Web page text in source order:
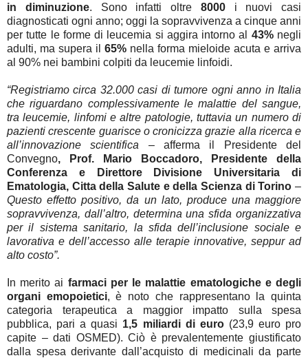
in diminuzione. Sono infatti oltre 8000i nuovi casi
diagnosticati ogni anno; oggi la sopravvivenza a cinque anni
per tutte le forme di leucemia si aggira intorno al 43%negli
adulti, ma supera il 65% nella forma mieloide acuta e arriva
al 90% nei bambini colpiti da leucemie linfoidi.
“Registriamo circa 32.000 casi di tumore ogni anno in Italia
che riguardano complessivamente le malattie del sangue,
tra leucemie, linfomi e altre patologie, tuttavia un numero di
pazienti crescente guarisce o cronicizza grazie alla ricerca e
all’innovazione scientifica – afferma il
Presidente del
Convegno, Prof. Mario Boccadoro, Presidente della
Conferenza e Direttore Divisione Universitaria di
Ematologia, Citta della Salute e della Scienza di Torino –
Questo effetto positivo, da un lato, produce una maggiore
sopravvivenza, dall’altro, determina una sfida organizzativa
per il sistema sanitario, la sfida dell’inclusione sociale e
lavorativa e dell’accesso alle terapie innovative, seppur ad
alto costo”.
In merito ai farmaci per le malattie ematologiche e degli
organi emopoietici, è noto che rappresentano la quinta
categoria terapeutica a maggior impatto sulla spesa
pubblica, pari a quasi 1,5 miliardi di euro(23,9 euro pro
capite – dati OSMED). Ciò è prevalentemente giustificato
dalla spesa derivante dall’acquisto di medicinali da parte